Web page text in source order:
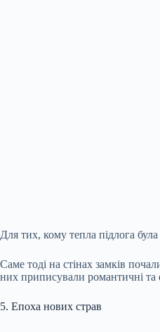
Для тих, кому тепла підлога
Саме тоді на стінах замків
них приписували романтичні та
5. Епоха нових страв